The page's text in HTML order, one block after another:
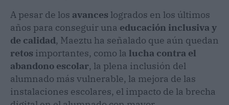
A pesar de los avances logrados en los últimos
años para conseguir una educación inclusiva y
de calidad, Maeztu ha señalado que aún quedan
retos importantes, como la lucha contra el
abandono escolar, la plena inclusión del
alumnado más vulnerable, la mejora de las
instalaciones escolares, el impacto de la brecha